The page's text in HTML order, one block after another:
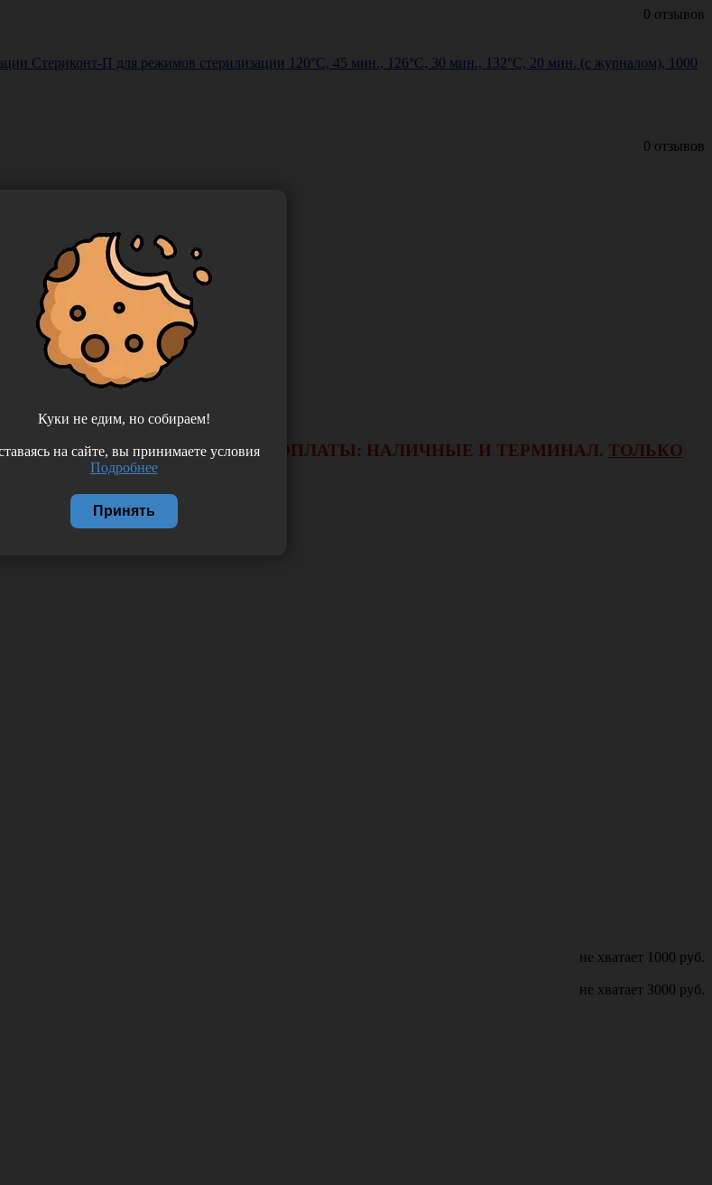
0 отзывов
Стериконт-П для режимов стерилизации 120°С, 45 мин., 126°С, 30 мин., 132°С, 20 мин. (с журналом), 1000
0 отзывов
НЕ БУДЕТ ДЕЙСТВОВАТЬ ВИД ОПЛАТЫ: НАЛИЧНЫЕ И ТЕРМИНАЛ. ТОЛЬКО
СЧЕТ.
не хватает 1000 руб.
не хватает 3000 руб.
Куки не едим, но собираем!
на сайте, вы принимаете условия
Подробнее
Принять